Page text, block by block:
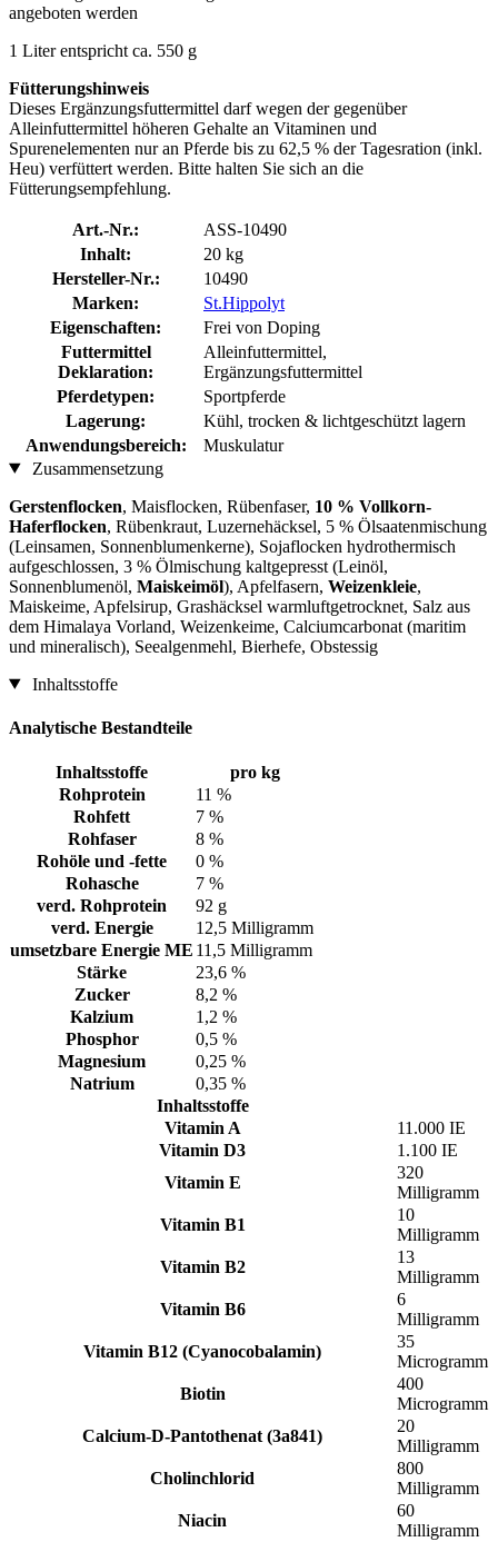
angeboten werden
1 Liter entspricht ca. 550 g
Fütterungshinweis
Dieses Ergänzungsfuttermittel darf wegen der gegenüber
Alleinfuttermittel höheren Gehalte an Vitaminen und
Spurenelementen nur an Pferde bis zu 62,5 % der Tagesration (inkl.
Heu) verfüttert werden. Bitte halten Sie sich an die
Fütterungsempfehlung.
Art.-Nr.:
ASS-10490
Inhalt:
20 kg
Hersteller-Nr.:
10490
Marken:
St.Hippolyt
Eigenschaften:
Frei von Doping
Futtermittel
Deklaration:
Alleinfuttermittel,
Ergänzungsfuttermittel
Pferdetypen:
Sportpferde
Lagerung:
Kühl, trocken & lichtgeschützt lagern
Anwendungsbereich:
Muskulatur
Zusammensetzung
Gerstenflocken, Maisflocken, Rübenfaser, 10 % Vollkorn-
Haferflocken, Rübenkraut, Luzernehäcksel, 5 % Ölsaatenmischung
(Leinsamen, Sonnenblumenkerne), Sojaflocken hydrothermisch
aufgeschlossen, 3 % Ölmischung kaltgepresst (Leinöl,
Sonnenblumenöl, Maiskeimöl), Apfelfasern, Weizenkleie,
Maiskeime, Apfelsirup, Grashäcksel warmluftgetrocknet, Salz aus
dem Himalaya Vorland, Weizenkeime, Calciumcarbonat (maritim
und mineralisch), Seealgenmehl, Bierhefe, Obstessig
Inhaltsstoffe
Analytische Bestandteile
Inhaltsstoffe
pro kg
Rohprotein
11 %
Rohfett
7 %
Rohfaser
8 %
Rohöle und -fette
0 %
Rohasche
7 %
verd. Rohprotein
92 g
verd. Energie
12,5 Milligramm
umsetzbare Energie ME 11,5 Milligramm
Stärke
23,6 %
Zucker
8,2 %
Kalzium
1,2 %
Phosphor
0,5 %
Magnesium
0,25 %
Natrium
0,35 %
Inhaltsstoffe
Vitamin A
11.000 IE
Vitamin D3
1.100 IE
Vitamin E
320
Milligramm
Vitamin B1
10
Milligramm
Vitamin B2
13
Milligramm
Vitamin B6
6
Milligramm
Vitamin B12 (Cyanocobalamin)
35
Microgramm
Biotin
400
Microgramm
Calcium-D-Pantothenat (3a841)
20
Milligramm
Cholinchlorid
800
Milligramm
Niacin
60
Milligramm